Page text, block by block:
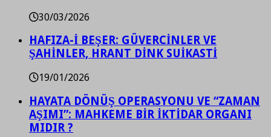
30/03/2026
HAFIZA-İ BEŞER: GÜVERCİNLER VE
ŞAHİNLER, HRANT DİNK SUİKASTİ
19/01/2026
HAYATA DÖNÜŞ OPERASYONU VE “ZAMAN
AŞIMI”: MAHKEME BİR İKTİDAR ORGANI
MIDIR ?